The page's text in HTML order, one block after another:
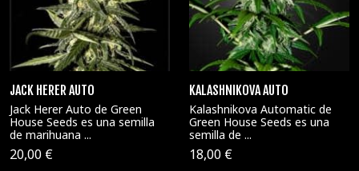
JACK HERER AUTO
Jack Herer Auto de Green
House Seeds es una semilla
de marihuana ...
20,00 €
KALASHNIKOVA AUTO
Kalashnikova Automatic de
Green House Seeds es una
semilla de ...
18,00 €